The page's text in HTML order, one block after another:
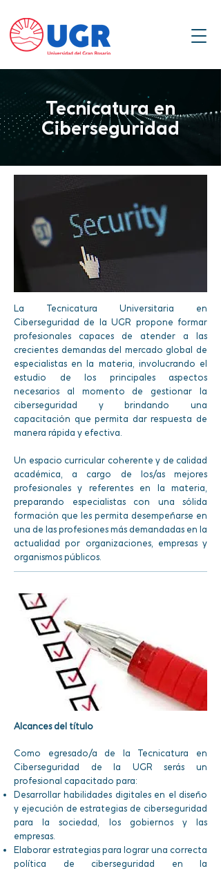
Tecnicatura en
Ciberseguridad
La Tecnicatura Universitaria en
Ciberseguridad de la UGR propone formar
profesionales capaces de atender a las
crecientes demandas del mercado global de
especialistas en la materia, involucrando el
estudio de los principales aspectos
necesarios al momento de gestionar la
ciberseguridad y brindando una
capacitación que permita dar respuesta de
manera rápida y efectiva.
Un espacio curricular coherente y de calidad
académica, a cargo de los/as mejores
profesionales y referentes en la materia,
preparando especialistas con una sólida
formación que les permita desempeñarse en
una de las profesiones más demandadas en la
actualidad por organizaciones, empresas y
organismos públicos.
Alcances del título
Como egresado/a de la Tecnicatura en
Ciberseguridad de la UGR serás un
profesional capacitado para:
Desarrollar habilidades digitales en el diseño
y ejecución de estrategias de ciberseguridad
para la sociedad, los gobiernos y las
empresas.
Elaborar estrategias para lograr una correcta
política de ciberseguridad en la